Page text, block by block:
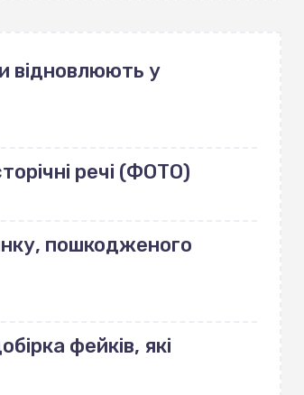
відновлюють у
речі (ФОТО)
пошкодженого
фейків, які